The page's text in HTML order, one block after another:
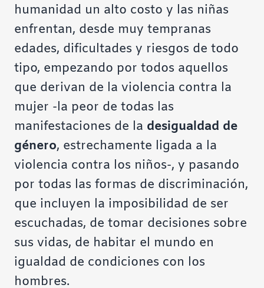
humanidad un alto costo y las niñas
enfrentan, desde muy tempranas
edades, dificultades y riesgos de todo
tipo, empezando por todos aquellos
que derivan de la violencia contra la
mujer -la peor de todas las
manifestaciones de la desigualdad de
género, estrechamente ligada a la
violencia contra los niños-, y pasando
por todas las formas de discriminación,
que incluyen la imposibilidad de ser
escuchadas, de tomar decisiones sobre
sus vidas, de habitar el mundo en
igualdad de condiciones con los
hombres.